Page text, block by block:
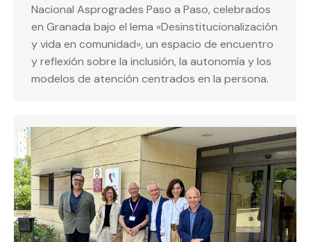
Nacional Asprogrades Paso a Paso, celebrados
en Granada bajo el lema «Desinstitucionalización
y vida en comunidad», un espacio de encuentro
y reflexión sobre la inclusión, la autonomía y los
modelos de atención centrados en la persona.